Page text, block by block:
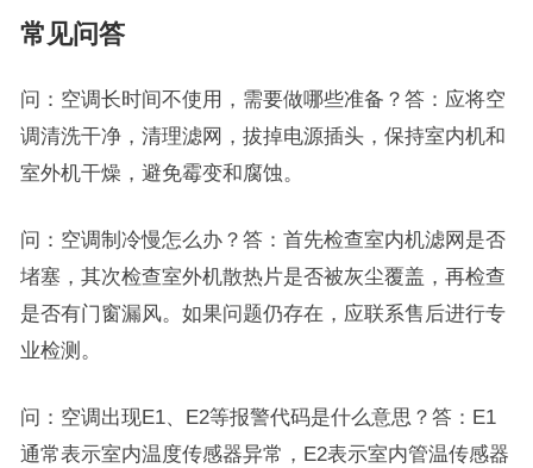
常见问答
问：空调长时间不使用，需要做哪些准备？答：应将空
调清洗干净，清理滤网，拔掉电源插头，保持室内机和
室外机干燥，避免霉变和腐蚀。
问：空调制冷慢怎么办？答：首先检查室内机滤网是否
堵塞，其次检查室外机散热片是否被灰尘覆盖，再检查
是否有门窗漏风。如果问题仍存在，应联系售后进行专
业检测。
问：空调出现E1、E2等报警代码是什么意思？答：E1
通常表示室内温度传感器异常，E2表示室内管温传感器